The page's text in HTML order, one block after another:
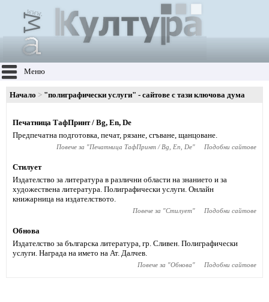
Меню
Начало "полиграфически услуги" - сайтове с тази ключова дума
Печатница ТафПринт / Bg, En, De
Предпечатна подготовка, печат, рязане, сгъване, щанцоване.
Повече за "Печатница ТафПринт / Bg, En, De" Подобни сайтове
Стилует
Издателство за литература в различни области на знанието и за
художествена литература. Полиграфически услуги. Онлайн
книжарница на издателството.
Повече за "Стилует" Подобни сайтове
Обнова
Издателство за българска литература, гр. Сливен. Полиграфически
услуги. Награда на името на Ат. Далчев.
Повече за "Обнова" Подобни сайтове